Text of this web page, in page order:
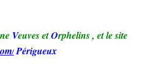
Veuves et Orphelins, et le site
/ Périgueux